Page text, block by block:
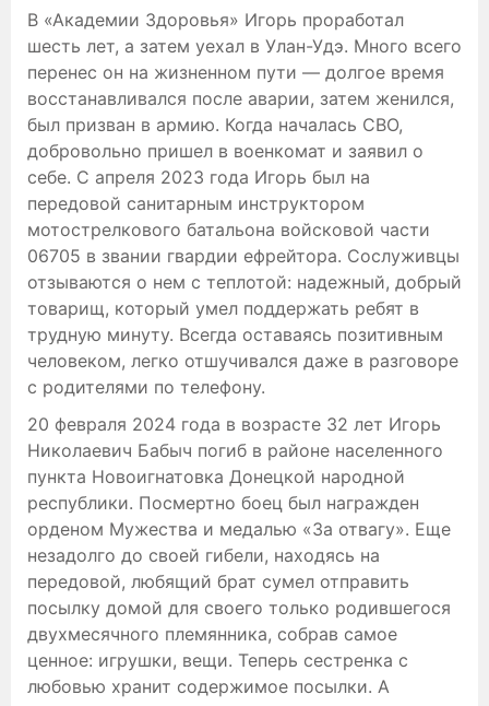
В «Академии Здоровья» Игорь проработал
шесть лет, а затем уехал в Улан-Удэ. Много всего
перенес он на жизненном пути — долгое время
восстанавливался после аварии, затем женился,
был призван в армию. Когда началась СВО,
добровольно пришел в военкомат и заявил о
себе. С апреля 2023 года Игорь был на
передовой санитарным инструктором
мотострелкового батальона войсковой части
06705 в звании гвардии ефрейтора. Сослуживцы
отзываются о нем с теплотой: надежный, добрый
товарищ, который умел поддержать ребят в
трудную минуту. Всегда оставаясь позитивным
человеком, легко отшучивался даже в разговоре
с родителями по телефону.
20 февраля 2024 года в возрасте 32 лет Игорь
Николаевич Бабыч погиб в районе населенного
пункта Новоигнатовка Донецкой народной
республики. Посмертно боец был награжден
орденом Мужества и медалью «За отвагу». Еще
незадолго до своей гибели, находясь на
передовой, любящий брат сумел отправить
посылку домой для своего только родившегося
двухмесячного племянника, собрав самое
ценное: игрушки, вещи. Теперь сестренка с
любовью хранит содержимое посылки. А